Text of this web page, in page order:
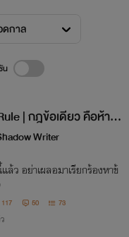
กาล
น
| กฎข้อเดียว คือห้าม
Writer
ล้ว อย่าเผลอมาเรียกร้องหาข้
117 50 73